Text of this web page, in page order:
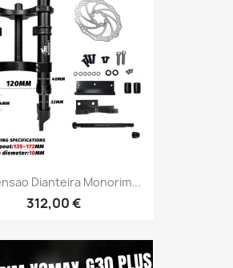
Dianteira Monorim...
312,00 €